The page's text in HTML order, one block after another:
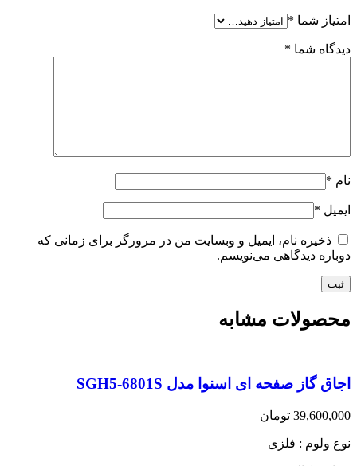
امتیاز شما *
دیدگاه شما *
نام *
ایمیل *
ذخیره نام، ایمیل و وبسایت من در مرورگر برای زمانی که
دوباره دیدگاهی می‌نویسم.
محصولات مشابه
اجاق گاز صفحه ای اسنوا مدل SGH5-6801S
39,600,000 تومان
نوع ولوم : فلزی